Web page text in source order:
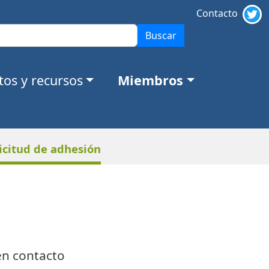
Contacto
Buscar
y recursos Miembros
de adhesión
contacto